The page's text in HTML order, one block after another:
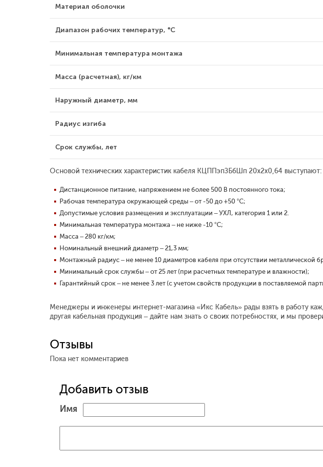
Материал оболочки
Диапазон рабочих температур, °С
Минимальная температура монтажа
Масса (расчетная), кг/км
Наружный диаметр, мм
Радиус изгиба
Срок службы, лет
Основой технических характеристик кабеля КЦППэпЗБбШп 20x2x0,64 выступают:
Дистанционное питание, напряжением не более 500 В постоянного тока;
Рабочая температура окружающей среды – от -50 до +50 °С;
Допустимые условия размещения и эксплуатации – УХЛ, категория 1 или 2.
Минимальная температура монтажа – не ниже -10 °С;
Масса – 280 кг/км;
Номинальный внешний диаметр – 21,3 мм;
Монтажный радиус – не менее 10 диаметров кабеля при отсутствии металлической
Минимальный срок службы – от 25 лет (при расчетных температуре и влажности);
Гарантийный срок – не менее 3 лет (с учетом свойств продукции в поставляемой
Менеджеры и инженеры интернет-магазина «Икс Кабель» рады взять в работу
другая кабельная продукция – дайте нам знать о своих потребностях, и мы
Отзывы
Пока нет комментариев
Добавить отзыв
Имя